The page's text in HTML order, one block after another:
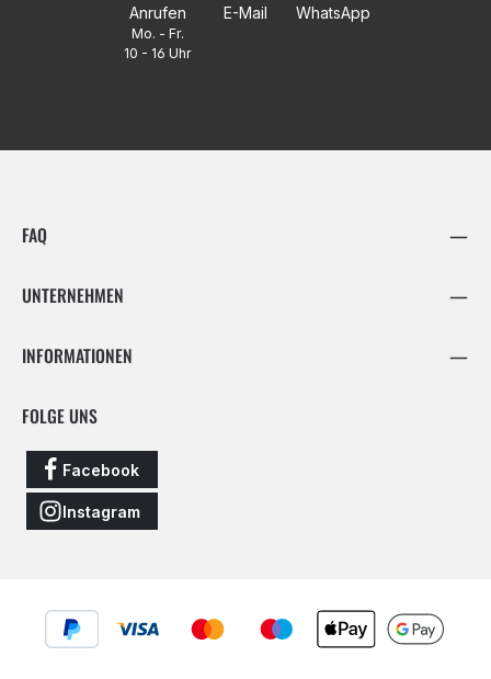
Anrufen
Mo. - Fr.
10 - 16 Uhr
E-Mail WhatsApp
FAQ
UNTERNEHMEN
INFORMATIONEN
FOLGE UNS
Facebook
Instagram